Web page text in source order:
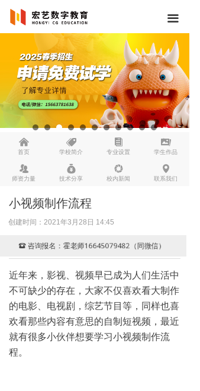
낀
首页
뀄
学校简介
뀴
专业设置
끡
学生作品
뀡
师资力量
낐
技术分享
넆
校内新闻
넹
联系我们
끀
小视频制作流程
创建时间： 2021年3月28日 14:45
近年来，影视、视频早已成为人们生活中
不可缺少的存在，大家不仅喜欢看大制作
的电影、电视剧，综艺节目等，同样也喜
欢看那些内容有意思的自制短视频，最近
就有很多小伙伴想要学习小视频制作流
程。
뀰 咨询报名：霍老师16645079482（同微信）